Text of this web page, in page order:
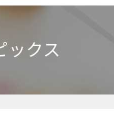
え食堂）
も食堂）
ックス